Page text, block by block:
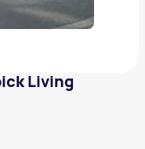
Living